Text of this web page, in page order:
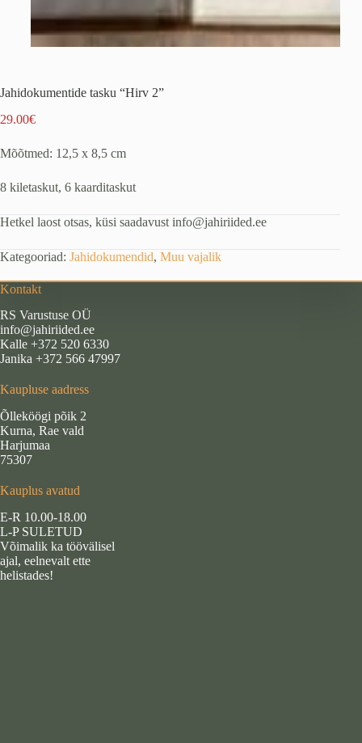
Jahidokumentide tasku “Hirv 2”
29.00€
Mõõtmed: 12,5 x 8,5 cm
8 kiletaskut, 6 kaarditaskut
Hetkel laost otsas, küsi saadavust info@jahiriided.ee
Kategooriad: Jahidokumendid, Muu vajalik
Kontakt
RS Varustuse OÜ
info@jahiriided.ee
Kalle +372 520 6330
Janika +372 566 47997
Kaupluse aadress
Õlleköögi põik 2
Kurna, Rae vald
Harjumaa
75307
Kauplus avatud
E-R 10.00-18.00
L-P SULETUD
Võimalik ka töövälisel
ajal, eelnevalt ette
helistades!